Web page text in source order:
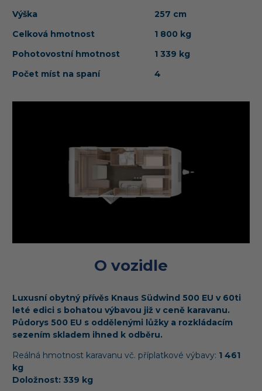
Výška
257 cm
Celková hmotnost
1 800 kg
Pohotovostní hmotnost
1 339 kg
Počet míst na spaní
4
O vozidle
Luxusní obytný přívěs Knaus Südwind 500 EU v 60ti
leté edici s bohatou výbavou již v ceně karavanu.
Půdorys 500 EU s oddělenými lůžky a rozkládacím
sezením skladem ihned k odběru.
Reálná hmotnost karavanu vč. příplatkové výbavy: 1 461
kg
Doložnost: 339 kg